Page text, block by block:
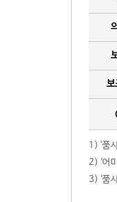
보
1) '품
2) ‘어
3) ‘품